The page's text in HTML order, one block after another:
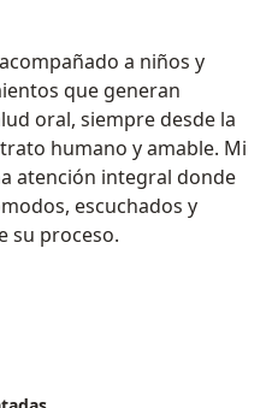
a niños y
que generan
oral, siempre desde la
humano y amable. Mi
atención integral donde
escuchados y
su proceso.